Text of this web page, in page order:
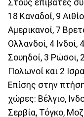
Στους επιβάτες
18 Καναδοί, 9
Αμερικανοί, 7
Ολλανδοί, 4 Ινδοί,
Σουηδοί, 3 Ρώσοι,
Πολωνοί και 2
Επίσης στην
χώρες: Βέλγιο,
Σερβία, Τόγκο,